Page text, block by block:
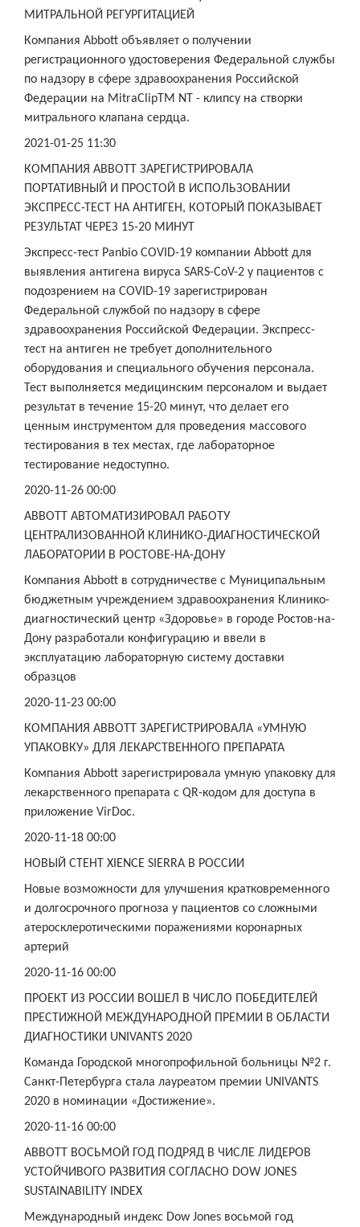
МИТРАЛЬНОЙ РЕГУРГИТАЦИЕЙ
Компания Abbott объявляет о получении
регистрационного удостоверения Федеральной службы
по надзору в сфере здравоохранения Российской
Федерации на MitraClipTM NT - клипсу на створки
митрального клапана сердца.
2021-01-25 11:30
КОМПАНИЯ ABBOTT ЗАРЕГИСТРИРОВАЛА
ПОРТАТИВНЫЙ И ПРОСТОЙ В ИСПОЛЬЗОВАНИИ
ЭКСПРЕСС-ТЕСТ НА АНТИГЕН, КОТОРЫЙ ПОКАЗЫВАЕТ
РЕЗУЛЬТАТ ЧЕРЕЗ 15-20 МИНУТ
Экспресс-тест Panbio COVID-19 компании Abbott для
выявления антигена вируса SARS-CoV-2 у пациентов с
подозрением на COVID-19 зарегистрирован
Федеральной службой по надзору в сфере
здравоохранения Российской Федерации. Экспресс-
тест на антиген не требует дополнительного
оборудования и специального обучения персонала.
Тест выполняется медицинским персоналом и выдает
результат в течение 15-20 минут, что делает его
ценным инструментом для проведения массового
тестирования в тех местах, где лабораторное
тестирование недоступно.
2020-11-26 00:00
ABBOTT АВТОМАТИЗИРОВАЛ РАБОТУ
ЦЕНТРАЛИЗОВАННОЙ КЛИНИКО-ДИАГНОСТИЧЕСКОЙ
ЛАБОРАТОРИИ В РОСТОВЕ-НА-ДОНУ
Компания Abbott в сотрудничестве с Муниципальным
бюджетным учреждением здравоохранения Клинико-
диагностический центр «Здоровье» в городе Ростов-на-
Дону разработали конфигурацию и ввели в
эксплуатацию лабораторную систему доставки
образцов
2020-11-23 00:00
КОМПАНИЯ ABBOTT ЗАРЕГИСТРИРОВАЛА «УМНУЮ
УПАКОВКУ» ДЛЯ ЛЕКАРСТВЕННОГО ПРЕПАРАТА
Компания Abbott зарегистрировала умную упаковку для
лекарственного препарата с QR-кодом для доступа в
приложение VirDoc.
2020-11-18 00:00
НОВЫЙ СТЕНТ XIENCE SIERRA В РОССИИ
Новые возможности для улучшения кратковременного
и долгосрочного прогноза у пациентов со сложными
атеросклеротическими поражениями коронарных
артерий
2020-11-16 00:00
ПРОЕКТ ИЗ РОССИИ ВОШЕЛ В ЧИСЛО ПОБЕДИТЕЛЕЙ
ПРЕСТИЖНОЙ МЕЖДУНАРОДНОЙ ПРЕМИИ В ОБЛАСТИ
ДИАГНОСТИКИ UNIVANTS 2020
Команда Городской многопрофильной больницы №2 г.
Санкт-Петербурга стала лауреатом премии UNIVANTS
2020 в номинации «Достижение».
2020-11-16 00:00
ABBOTT ВОСЬМОЙ ГОД ПОДРЯД В ЧИСЛЕ ЛИДЕРОВ
УСТОЙЧИВОГО РАЗВИТИЯ СОГЛАСНО DOW JONES
SUSTAINABILITY INDEX
Международный индекс Dow Jones восьмой год